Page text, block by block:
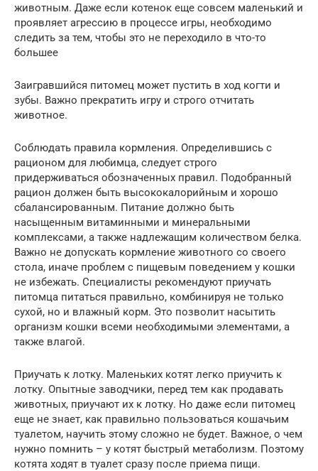
животным. Даже если котенок еще совсем маленький и
проявляет агрессию в процессе игры, необходимо
следить за тем, чтобы это не переходило в что-то
большее
Заигравшийся питомец может пустить в ход когти и
зубы. Важно прекратить игру и строго отчитать
животное.
Соблюдать правила кормления. Определившись с
рационом для любимца, следует строго
придерживаться обозначенных правил. Подобранный
рацион должен быть высококалорийным и хорошо
сбалансированным. Питание должно быть
насыщенным витаминными и минеральными
комплексами, а также надлежащим количеством белка.
Важно не допускать кормление животного со своего
стола, иначе проблем с пищевым поведением у кошки
не избежать. Специалисты рекомендуют приучать
питомца питаться правильно, комбинируя не только
сухой, но и влажный корм. Это позволит насытить
организм кошки всеми необходимыми элементами, а
также влагой.
Приучать к лотку. Маленьких котят легко приучить к
лотку. Опытные заводчики, перед тем как продавать
животных, приучают их к лотку. Но даже если питомец
еще не знает, как правильно пользоваться кошачьим
туалетом, научить этому сложно не будет. Важное, о чем
нужно помнить – у котят быстрый метаболизм. Поэтому
котята ходят в туалет сразу после приема пищи.